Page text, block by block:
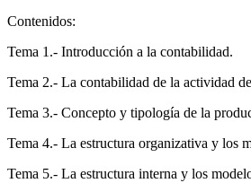
Contenidos:
Tema 1.- Introducción a la contabilidad.
Tema 2.- La contabilidad de la actividad
Tema 3.- Concepto y tipología de la
Tema 4.- La estructura organizativa y los
Tema 5.- La estructura interna y los